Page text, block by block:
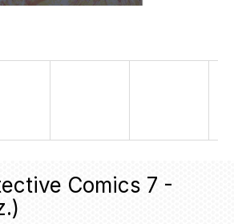
Comics 7 -